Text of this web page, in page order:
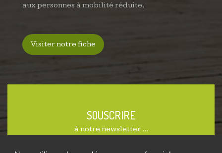
aux personnes à mobilité réduite.
Visiter notre fiche
SOUSCRIRE
à notre newsletter ...